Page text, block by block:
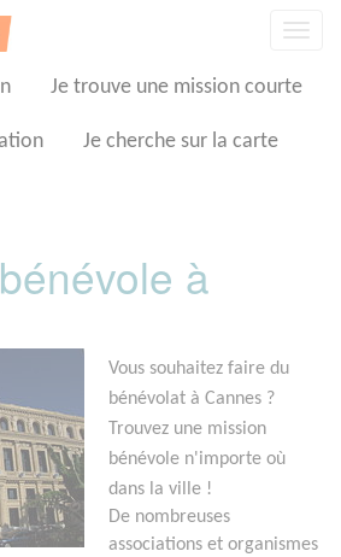
Je trouve une mission courte
Je cherche sur la carte
à
Vous souhaitez faire du
bénévolat à Cannes ?
Trouvez une mission
bénévole n'importe où
dans la ville !
De nombreuses
associations et organismes